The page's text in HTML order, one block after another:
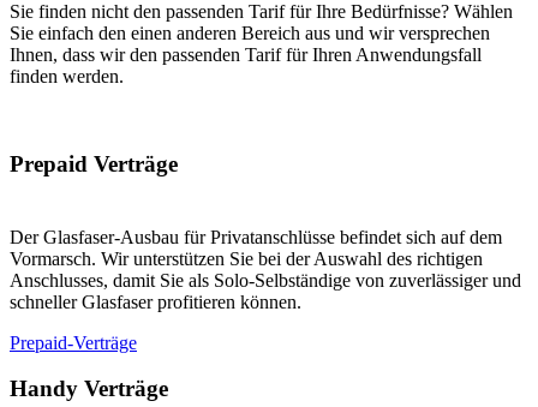
Sie finden nicht den passenden Tarif für Ihre Bedürfnisse? Wählen
Sie einfach den einen anderen Bereich aus und wir versprechen
Ihnen, dass wir den passenden Tarif für Ihren Anwendungsfall
finden werden.
Prepaid Verträge
Der Glasfaser-Ausbau für Privatanschlüsse befindet sich auf dem
Vormarsch. Wir unterstützen Sie bei der Auswahl des richtigen
Anschlusses, damit Sie als Solo-Selbständige von zuverlässiger und
schneller Glasfaser profitieren können.
Prepaid-Verträge
Handy Verträge